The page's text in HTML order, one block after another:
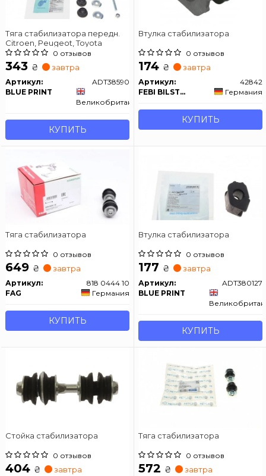
Тяга стабилизатора передн.
Citroen, Peugeot, Toyota
0 отзывов
343 ₴ завтра
Артикул:
ADT38590
BLUE PRINT
Великобритания
КУПИТЬ
Втулка стабилизатора
0 отзывов
174 ₴ завтра
Артикул:
42842
FEBI BILSTEIN
Германия
КУПИТЬ
Тяга стабилизатора
0 отзывов
649 ₴ завтра
Артикул:
818 0444 10
FAG
Германия
КУПИТЬ
Втулка стабилизатора
0 отзывов
177 ₴ завтра
Артикул:
ADT380127
BLUE PRINT
КУПИТЬ
Стойка стабилизатора
0 отзывов
404 ₴ завтра
Тяга стабилизатора
0 отзывов
572 ₴ завтра